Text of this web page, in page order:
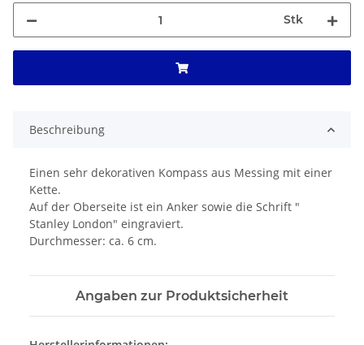
Stk
Beschreibung
Einen sehr dekorativen Kompass aus Messing mit einer
Kette.
Auf der Oberseite ist ein Anker sowie die Schrift "
Stanley London" eingraviert.
Durchmesser: ca. 6 cm.
Angaben zur Produktsicherheit